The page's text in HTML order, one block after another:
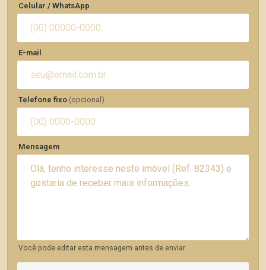
Celular / WhatsApp
E-mail
Telefone fixo (opcional)
Mensagem
Você pode editar esta mensagem antes de enviar.